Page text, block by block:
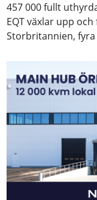
457 000 fullt
EQT växlar upp
Storbritannien,